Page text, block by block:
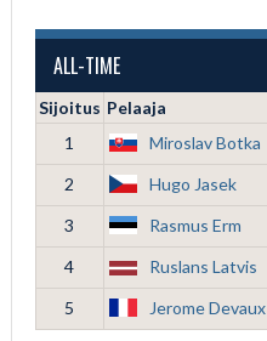
ALL-TIME
Sijoitus Pelaaja
1
Miroslav Botka
2
Hugo Jasek
3
Rasmus Erm
4
Ruslans Latvis
5
Jerome Devaux